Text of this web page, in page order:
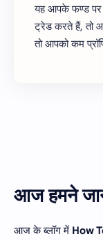
यह आपके फण्ड पर
ट्रेड करते हैं, तो
तो आपको कम
आज हमने
आज के ब्लॉग में How